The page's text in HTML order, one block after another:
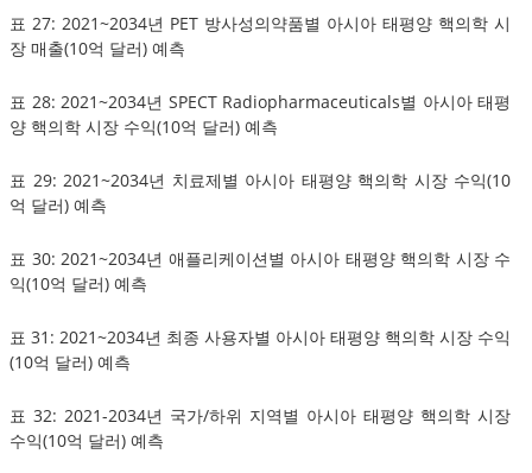
표 27: 2021~2034년 PET 방사성의약품별 아시아 태평양 핵의학 시
장 매출(10억 달러) 예측
표 28: 2021~2034년 SPECT Radiopharmaceuticals별 아시아 태평
양 핵의학 시장 수익(10억 달러) 예측
표 29: 2021~2034년 치료제별 아시아 태평양 핵의학 시장 수익(10
억 달러) 예측
표 30: 2021~2034년 애플리케이션별 아시아 태평양 핵의학 시장 수
익(10억 달러) 예측
표 31: 2021~2034년 최종 사용자별 아시아 태평양 핵의학 시장 수익
(10억 달러) 예측
표 32: 2021-2034년 국가/하위 지역별 아시아 태평양 핵의학 시장
수익(10억 달러) 예측